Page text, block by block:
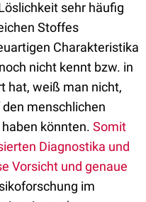
sehr häufig
Stoffes
Charakteristika
nicht kennt bzw. in
hat, weiß man nicht,
menschlichen
könnten. Somit
Diagnostika und
Vorsicht und genaue
im